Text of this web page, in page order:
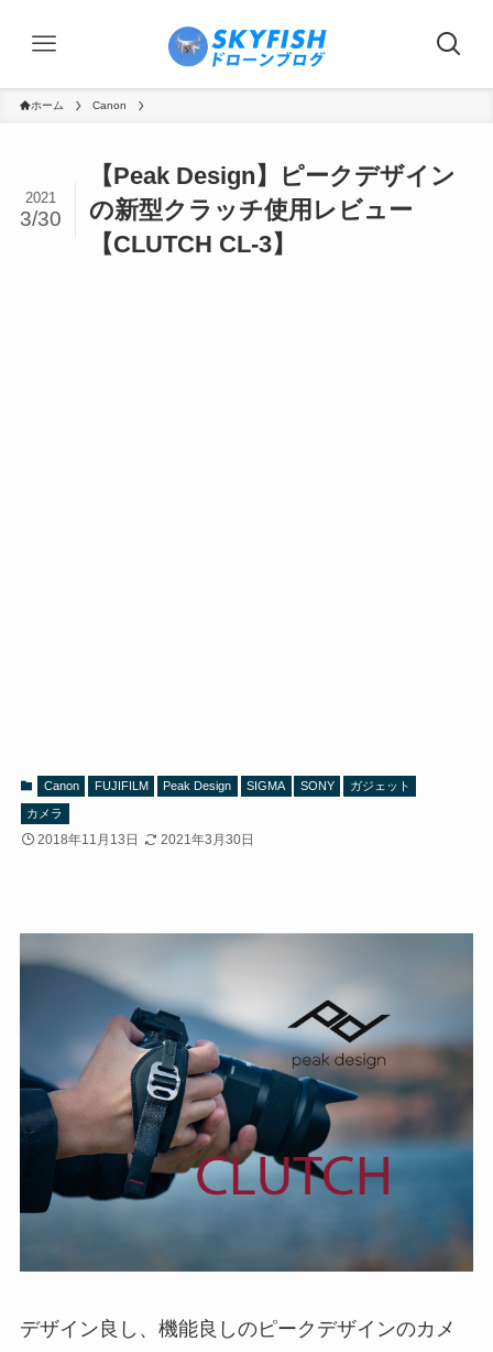
ホーム Canon
【Peak Design】ピークデザイン
の新型クラッチ使用レビュー
【CLUTCH CL-3】
2021
3/30
Canon FUJIFILM Peak Design SIGMA SONY ガジェット
カメラ
2018年11月13日 2021年3月30日
デザイン良し、機能良しのピークデザインのカメ